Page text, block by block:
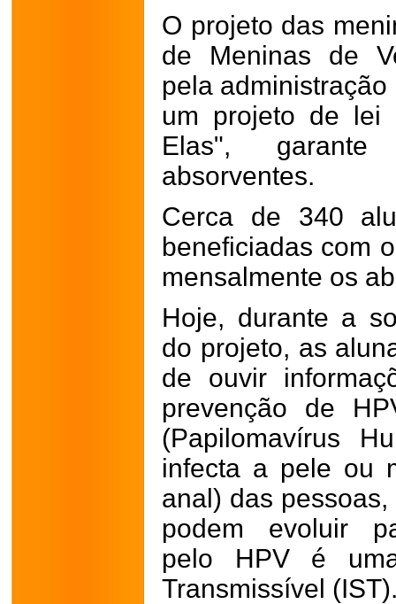
O projeto das
de Meninas de
pela
um projeto de lei
Elas",
absorventes.
Cerca de 340
beneficiadas com
mensalmente os
Hoje, durante a
do projeto, as
de ouvir
prevenção de
(Papilomavírus
infecta a pele ou
anal) das
podem evoluir
pelo HPV é
Transmissível